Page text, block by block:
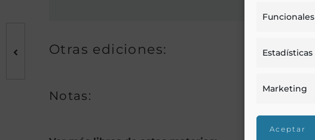
Funcionales
Estadísticas
Marketing
Aceptar
Otras ediciones:
Notas: